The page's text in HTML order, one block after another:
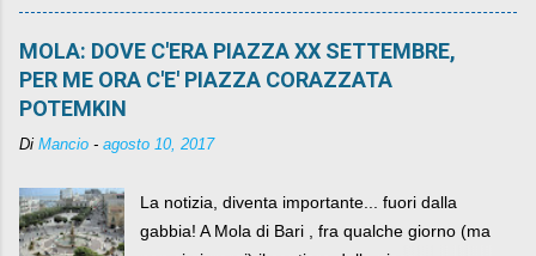
MOLA: DOVE C'ERA PIAZZA XX SETTEMBRE,
PER ME ORA C'E' PIAZZA CORAZZATA
POTEMKIN
Di Mancio - agosto 10, 2017
La notizia, diventa importante... fuori dalla
gabbia! A Mola di Bari , fra qualche giorno (ma